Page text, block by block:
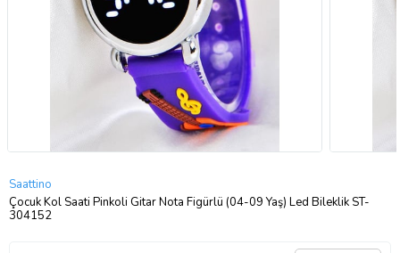
Saattino
Çocuk Kol Saati Pinkoli Gitar Nota Figürlü (04-09 Yaş) Led Bileklik ST-
304152